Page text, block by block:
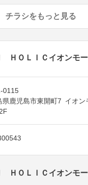
チラシをもっと見る
ＨＯＬＩＣイオンモ
0115
県鹿児島市東開町7 イオン
ＨＯＬＩＣイオンモー